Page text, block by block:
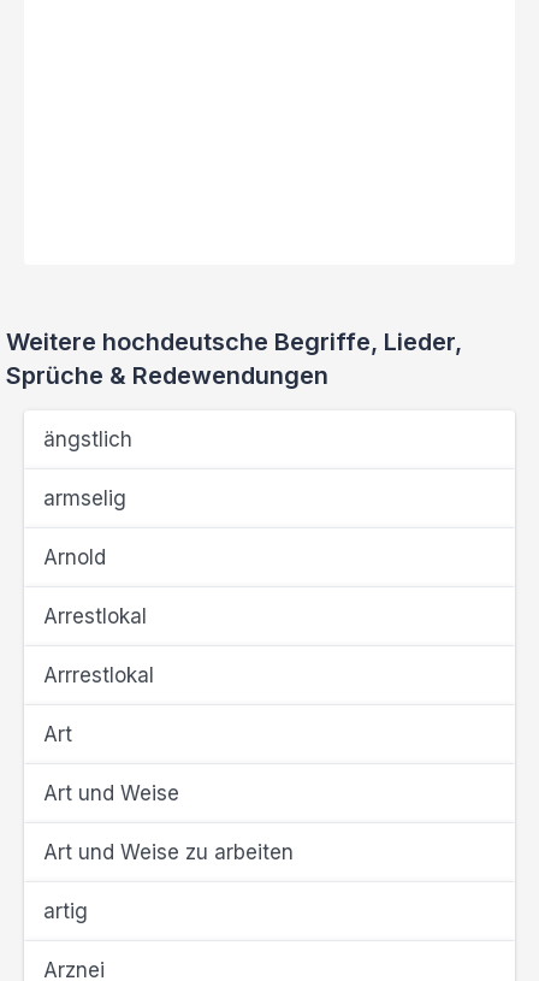
Weitere hochdeutsche Begriffe, Lieder,
Sprüche & Redewendungen
ängstlich
armselig
Arnold
Arrestlokal
Arrrestlokal
Art
Art und Weise
Art und Weise zu arbeiten
artig
Arznei